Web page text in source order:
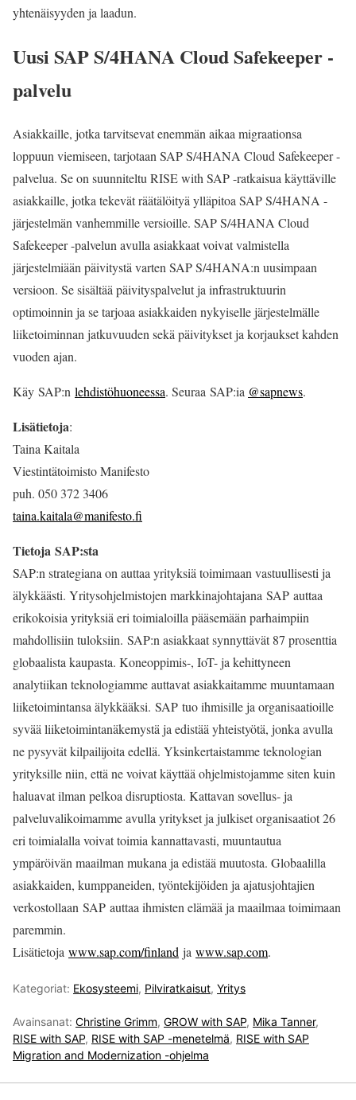
yhtenäisyyden ja laadun.
Uusi SAP S/4HANA Cloud Safekeeper -
palvelu
Asiakkaille, jotka tarvitsevat enemmän aikaa migraationsa
loppuun viemiseen, tarjotaan SAP S/4HANA Cloud Safekeeper -
palvelua. Se on suunniteltu RISE with SAP -ratkaisua käyttäville
asiakkaille, jotka tekevät räätälöityä ylläpitoa SAP S/4HANA -
järjestelmän vanhemmille versioille. SAP S/4HANA Cloud
Safekeeper -palvelun avulla asiakkaat voivat valmistella
järjestelmiään päivitystä varten SAP S/4HANA:n uusimpaan
versioon. Se sisältää päivityspalvelut ja infrastruktuurin
optimoinnin ja se tarjoaa asiakkaiden nykyiselle järjestelmälle
liiketoiminnan jatkuvuuden sekä päivitykset ja korjaukset kahden
vuoden ajan.
Käy SAP:n lehdistöhuoneessa. Seuraa SAP:ia @sapnews.
Lisätietoja:
Taina Kaitala
Viestintätoimisto Manifesto
puh. 050 372 3406
taina.kaitala@manifesto.fi
Tietoja SAP:sta
SAP:n strategiana on auttaa yrityksiä toimimaan vastuullisesti ja
älykkäästi. Yritysohjelmistojen markkinajohtajana SAP auttaa
erikokoisia yrityksiä eri toimialoilla pääsemään parhaimpiin
mahdollisiin tuloksiin. SAP:n asiakkaat synnyttävät 87 prosenttia
globaalista kaupasta. Koneoppimis-, IoT- ja kehittyneen
analytiikan teknologiamme auttavat asiakkaitamme muuntamaan
liiketoimintansa älykkääksi. SAP tuo ihmisille ja organisaatioille
syvää liiketoimintanäkemystä ja edistää yhteistyötä, jonka avulla
ne pysyvät kilpailijoita edellä. Yksinkertaistamme teknologian
yrityksille niin, että ne voivat käyttää ohjelmistojamme siten kuin
haluavat ilman pelkoa disruptiosta. Kattavan sovellus- ja
palveluvalikoimamme avulla yritykset ja julkiset organisaatiot 26
eri toimialalla voivat toimia kannattavasti, muuntautua
ympäröivän maailman mukana ja edistää muutosta. Globaalilla
asiakkaiden, kumppaneiden, työntekijöiden ja ajatusjohtajien
verkostollaan SAP auttaa ihmisten elämää ja maailmaa toimimaan
paremmin.
Lisätietoja www.sap.com/finland ja www.sap.com.
Kategoriat: Ekosysteemi, Pilviratkaisut, Yritys
Avainsanat: Christine Grimm, GROW with SAP, Mika Tanner,
RISE with SAP, RISE with SAP -menetelmä, RISE with SAP
Migration and Modernization -ohjelma